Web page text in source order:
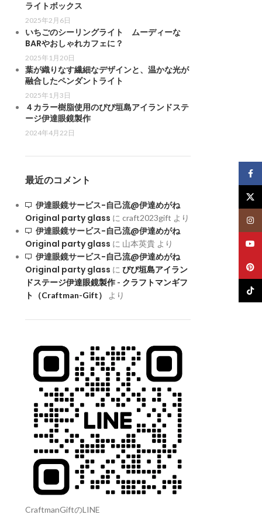
広がるデザインジッポ
オリジナルデザインのZIPPO
ライトボックス
2025年2月6日
いちごのシーリングライト ムーディーな
BARやおしゃれカフェに？
2025年1月20日
葉が織りなす繊細なデザインと、温かな光が
融合したペンダントライト
2025年1月3日
４カラー樹脂使用のぴぴ垣島アイランドステ
ージ伊達眼鏡製作
2024年4月22日
最近のコメント
伊達眼鏡サービス-自己流@伊達めがね
Original party glass に craft2023gift より
伊達眼鏡サービス-自己流@伊達めがね
Original party glass に 山本英貴 より
伊達眼鏡サービス-自己流@伊達めがね
Original party glass に ぴぴ垣島アイラン
ドステージ伊達眼鏡製作 - クラフトマンギフ
ト（Craftman-Gift）
より
CraftmanGiftのLINE
イン
ユー